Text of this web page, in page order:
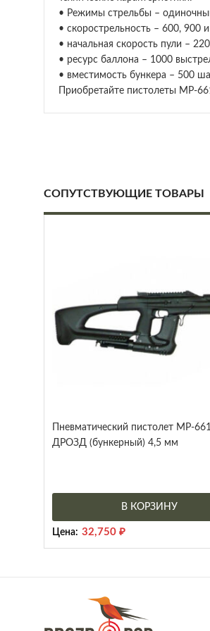
• Режимы стрельбы –
• скорострельность – 600, 900
• начальная скорость пули –
• ресурс баллона – 1000
• вместимость бункера – 500
Приобретайте пистолеты МР-
СОПУТСТВУЮЩИЕ ТОВАРЫ
Пневматический пистолет МР-
ДРОЗД (бункерный) 4,5 мм
В КОРЗИНУ
Цена: 32,750 ₽